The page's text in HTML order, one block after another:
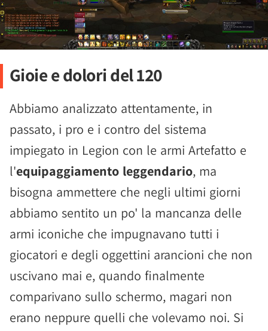
Gioie e dolori del 120
Abbiamo analizzato attentamente, in
passato, i pro e i contro del sistema
impiegato in Legion con le armi Artefatto e
l'equipaggiamento leggendario, ma
bisogna ammettere che negli ultimi giorni
abbiamo sentito un po' la mancanza delle
armi iconiche che impugnavano tutti i
giocatori e degli oggettini arancioni che non
uscivano mai e, quando finalmente
comparivano sullo schermo, magari non
erano neppure quelli che volevamo noi. Si